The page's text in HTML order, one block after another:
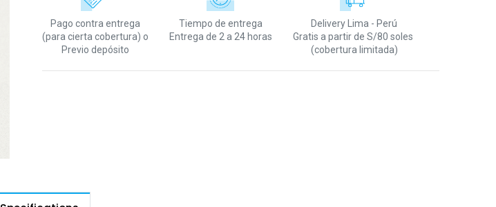
Pago contra entrega
(para cierta cobertura) o
Previo depósito
Tiempo de entrega
Entrega de 2 a 24 horas
Delivery Lima - Perú
Gratis a partir de S/80 soles
(cobertura limitada)